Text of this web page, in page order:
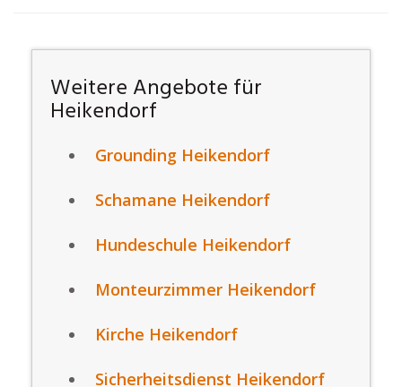
Weitere Angebote für
Heikendorf
Grounding Heikendorf
Schamane Heikendorf
Hundeschule Heikendorf
Monteurzimmer Heikendorf
Kirche Heikendorf
Sicherheitsdienst Heikendorf